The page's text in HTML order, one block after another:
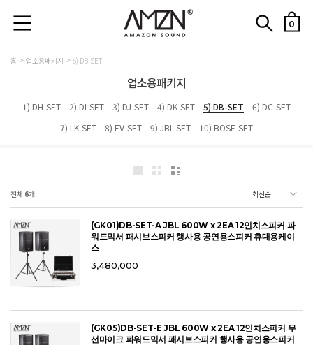
0
홈 업소용패키지 5) DB-SET
업소용패키지
1) DH-SET 2) DI-SET 3) DJ-SET 4) DK-SET 5) DB-SET
6) DC-SET
7) LK-SET
8) EV-SET 9) JBL-SET 10) BOSE-SET
전체 6개
(GK01)DB-SET-A JBL 600W x 2EA 12인치스피커 파
워드믹서 패시브스피커 행사용 공연용스피커 휴대용케이
스
3,480,000
(GK05)DB-SET-E JBL 600W x 2EA 12인치스피커 무
선마이크 파워드믹서 패시브스피커 행사용 공연용스피커